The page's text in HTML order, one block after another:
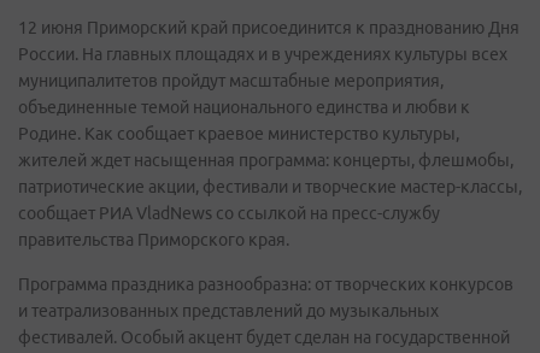
12 июня Приморский край присоединится к празднованию Дня
России. На главных площадях и в учреждениях культуры всех
муниципалитетов пройдут масштабные мероприятия,
объединенные темой национального единства и любви к
Родине. Как сообщает краевое министерство культуры,
жителей ждет насыщенная программа: концерты, флешмобы,
патриотические акции, фестивали и творческие мастер-классы,
сообщает РИА VladNews со ссылкой на пресс-службу
правительства Приморского края.
Программа праздника разнообразна: от творческих конкурсов
и театрализованных представлений до музыкальных
фестивалей. Особый акцент будет сделан на государственной